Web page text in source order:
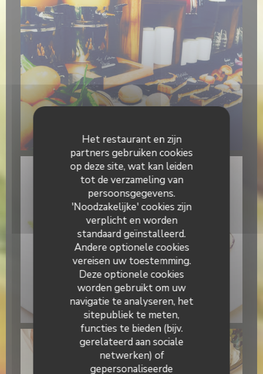
Het restaurant en zijn
partners gebruiken cookies
op deze site, wat kan leiden
tot de verzameling van
persoonsgegevens.
'Noodzakelijke' cookies zijn
verplicht en worden
standaard geïnstalleerd.
Andere optionele cookies
vereisen uw toestemming.
Deze optionele cookies
worden gebruikt om uw
navigatie te analyseren, het
sitepubliek te meten,
functies te bieden (bijv.
gerelateerd aan sociale
netwerken) of
gepersonaliseerde
BRUNCH (uniquement le dimanche midi)
Primo Bacio